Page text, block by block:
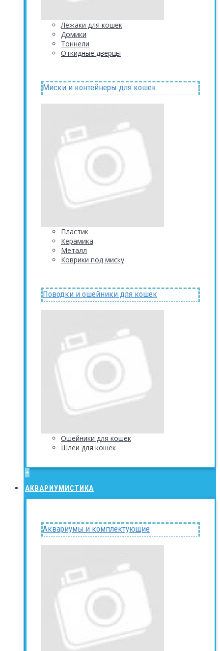
Лежаки для кошек
Домики
Тоннели
Откидные дверцы
Миски и контейнеры для кошек
Пластик
Керамика
Металл
Коврики под миску
Поводки и ошейники для кошек
Ошейники для кошек
Шлеи для кошек
+
АКВАРИУМИСТИКА
Аквариумы и комплектующие